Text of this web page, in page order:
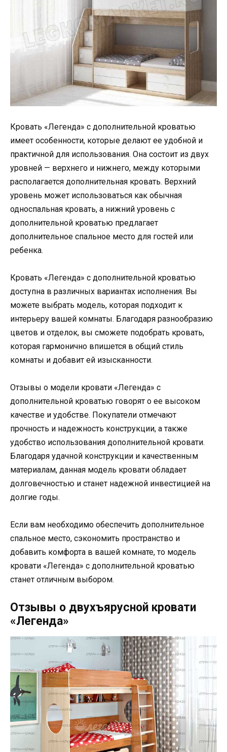
Кровать «Легенда» с дополнительной кроватью
имеет особенности, которые делают ее удобной и
практичной для использования. Она состоит из двух
уровней — верхнего и нижнего, между которыми
располагается дополнительная кровать. Верхний
уровень может использоваться как обычная
односпальная кровать, а нижний уровень с
дополнительной кроватью предлагает
дополнительное спальное место для гостей или
ребенка.
Кровать «Легенда» с дополнительной кроватью
доступна в различных вариантах исполнения. Вы
можете выбрать модель, которая подходит к
интерьеру вашей комнаты. Благодаря разнообразию
цветов и отделок, вы сможете подобрать кровать,
которая гармонично впишется в общий стиль
комнаты и добавит ей изысканности.
Отзывы о модели кровати «Легенда» с
дополнительной кроватью говорят о ее высоком
качестве и удобстве. Покупатели отмечают
прочность и надежность конструкции, а также
удобство использования дополнительной кровати.
Благодаря удачной конструкции и качественным
материалам, данная модель кровати обладает
долговечностью и станет надежной инвестицией на
долгие годы.
Если вам необходимо обеспечить дополнительное
спальное место, сэкономить пространство и
добавить комфорта в вашей комнате, то модель
кровати «Легенда» с дополнительной кроватью
станет отличным выбором.
Отзывы о двухъярусной кровати
«Легенда»